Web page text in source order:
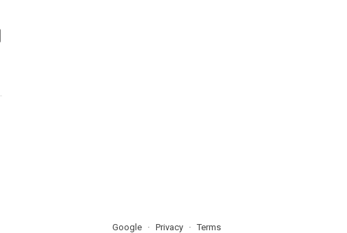
Google Privacy Terms